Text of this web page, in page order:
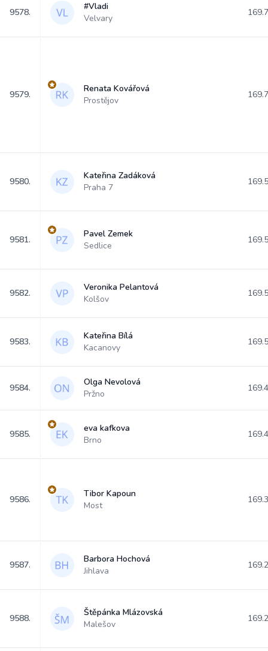
9578.
#Vladi
Velvary
9579.
Renata Kovářová
Prostějov
9580.
Kateřina Zadáková
Praha 7
9581.
Pavel Zemek
Sedlice
9582.
Veronika Pelantová
Kolšov
9583.
Kateřina Bílá
Kacanovy
9584.
Olga Nevolová
Pržno
9585.
eva kafkova
Brno
9586.
Tibor Kapoun
Most
9587.
Barbora Hochová
Jihlava
9588.
Štěpánka Mlázovská
Malešov